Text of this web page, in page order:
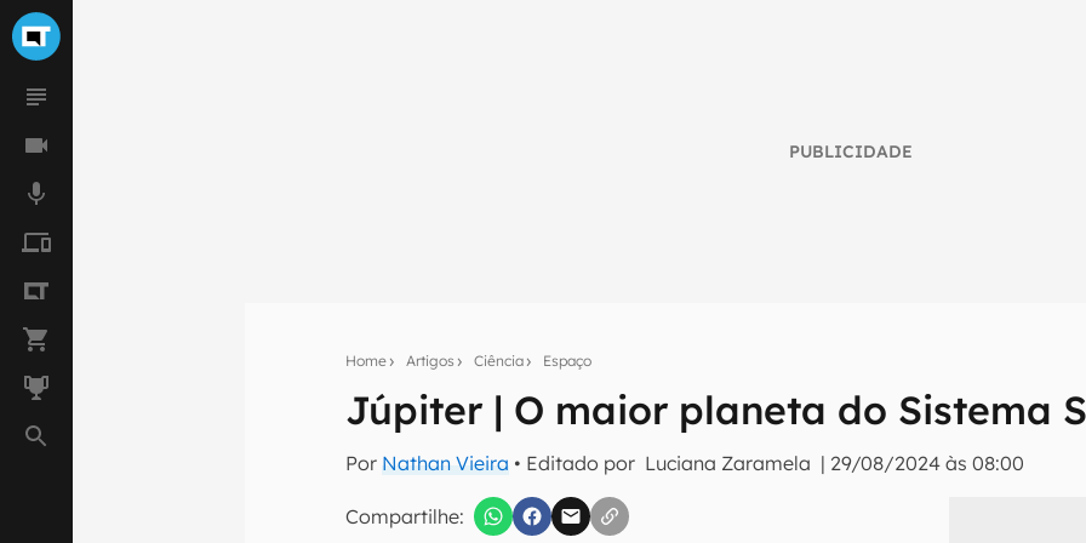
PUBLICIDADE
Home Artigos Ciência Espaço
Júpiter | O maior planeta do Sistema
Por Nathan Vieira • Editado por Luciana Zaramela | 29/08/2024 às 08:00
Compartilhe:
Seu resumo inteligente do mundo tech!
Assine a newsletter do Canaltech e receba notícias e reviews sobre tecnologia